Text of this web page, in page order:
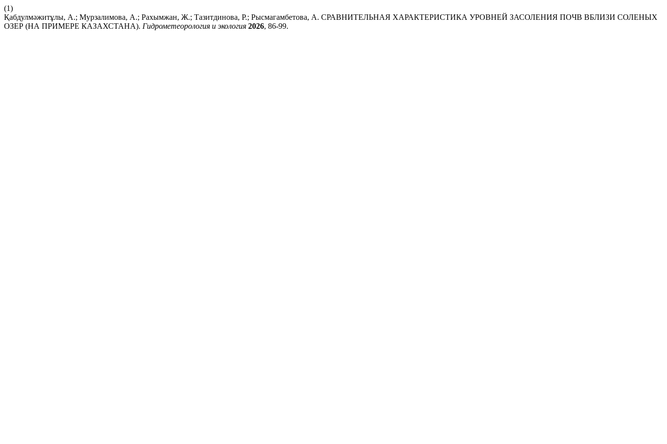
(1)
Қабдулмәжитұлы, А.; Мурзалимова, А.; Рахымжан, Ж.; Тазитдинова, Р.; Рысмагамбетова, А. СРАВНИТЕЛЬНАЯ ХАРАКТЕРИСТИКА УРОВНЕЙ ЗАСОЛЕНИЯ ПОЧВ ВБЛИЗИ СОЛЕНЫХ
ОЗЕР (НА ПРИМЕРЕ КАЗАХСТАНА). Гидрометеорология и экология 2026, 86-99.